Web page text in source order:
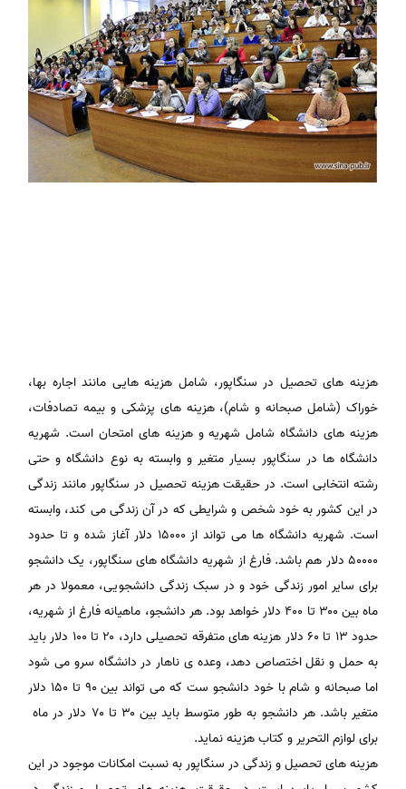
هزینه های تحصیل در سنگاپور، شامل هزینه هایی مانند اجاره بها،
خوراک (شامل صبحانه و شام)، هزینه های پزشکی و بیمه تصادفات،
هزینه های دانشگاه شامل شهریه و هزینه های امتحان است. شهریه
دانشگاه ها در سنگاپور بسیار متغیر و وابسته به نوع دانشگاه و حتی
رشته انتخابی است. در حقیقت هزینه تحصیل در سنگاپور مانند زندگی
در این کشور به خود شخص و شرایطی که در آن زندگی می کند، وابسته
است. شهریه دانشگاه ها می تواند از ۱۵۰۰۰ دلار آغاز شده و تا حدود
۵۰۰۰۰ دلار هم باشد. فارغ از شهریه دانشگاه های سنگاپور، یک دانشجو
برای سایر امور زندگی خود و در سبک زندگی دانشجویی، معمولا در هر
ماه بین ۳۰۰ تا ۴۰۰ دلار خواهد بود. هر دانشجو، ماهیانه فارغ از شهریه،
حدود ۱۳ تا ۶۰ دلار هزینه های متفرقه تحصیلی دارد، ۲۰ تا ۱۰۰ دلار باید
به حمل و نقل اختصاص دهد، وعده ی ناهار در دانشگاه سرو می شود
اما صبحانه و شام با خود دانشجو ست که می تواند بین ۹۰ تا ۱۵۰ دلار
متغیر باشد. هر دانشجو به طور متوسط باید بین ۳۰ تا ۷۰ دلار در ماه
برای لوازم التحریر و کتاب هزینه نماید.
هزینه های تحصیل و زندگی در سنگاپور به نسبت امکانات موجود در این